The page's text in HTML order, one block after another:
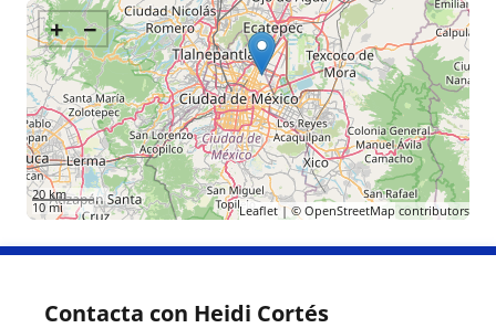
+ −
20 km
10 mi
Leaflet| © OpenStreetMap contributors
Contacta con Heidi Cortés